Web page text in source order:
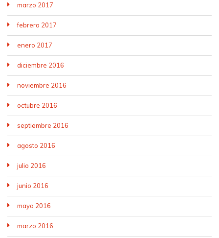
marzo 2017
febrero 2017
enero 2017
diciembre 2016
noviembre 2016
octubre 2016
septiembre 2016
agosto 2016
julio 2016
junio 2016
mayo 2016
marzo 2016